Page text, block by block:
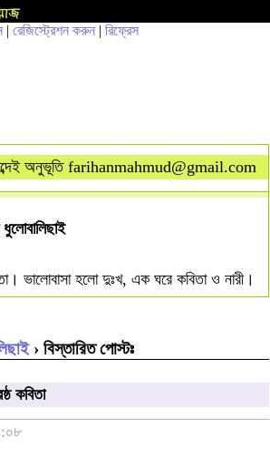
| রেজিস্ট্রেশন করুন | রিফ্রেস
অনুভূতি farihanmahmud@gmail.com
ভালোবাসা হলো দুঃখ, এক ঘরে কবিতা ও নারী।
› বিস্তারিত পোস্টঃ
কবিতা